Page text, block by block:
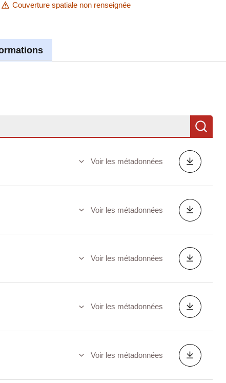
Couverture spatiale non renseignée
Voir les métadonnées
Voir les métadonnées
Voir les métadonnées
Voir les métadonnées
Voir les métadonnées